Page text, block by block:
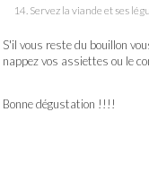
Servez la viande et ses
S'il vous reste du bouillon
nappez vos assiettes ou le
Bonne dégustation !!!!